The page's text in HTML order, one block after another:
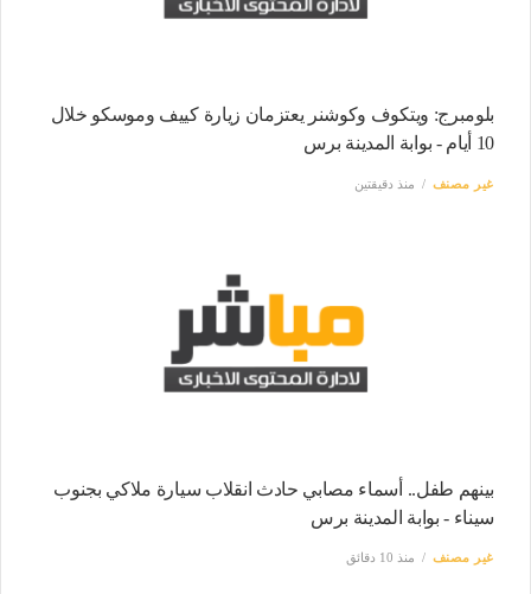
بلومبرج: ويتكوف وكوشنر يعتزمان زيارة كييف وموسكو خلال
10 أيام - بوابة المدينة برس
غير مصنف منذ دقيقتين
بينهم طفل.. أسماء مصابي حادث انقلاب سيارة ملاكي بجنوب
سيناء - بوابة المدينة برس
غير مصنف منذ 10 دقائق